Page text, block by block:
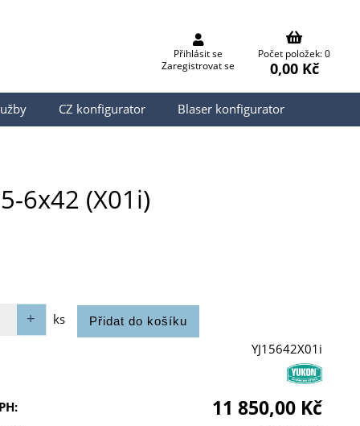
Přihlásit se
Zaregistrovat se
Počet položek: 0
0,00 Kč
CZ konfigurator Blaser konfigurator
6x42 (X01i)
ks
YJ15642X01i
11 850,00 Kč